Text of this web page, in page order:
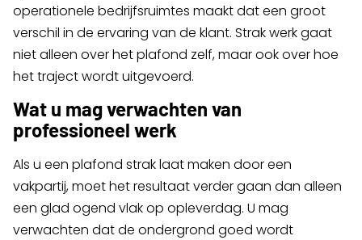
operationele bedrijfsruimtes maakt dat een groot
verschil in de ervaring van de klant. Strak werk gaat
niet alleen over het plafond zelf, maar ook over hoe
het traject wordt uitgevoerd.
Wat u mag verwachten van
professioneel werk
Als u een plafond strak laat maken door een
vakpartij, moet het resultaat verder gaan dan alleen
een glad ogend vlak op opleverdag. U mag
verwachten dat de ondergrond goed wordt